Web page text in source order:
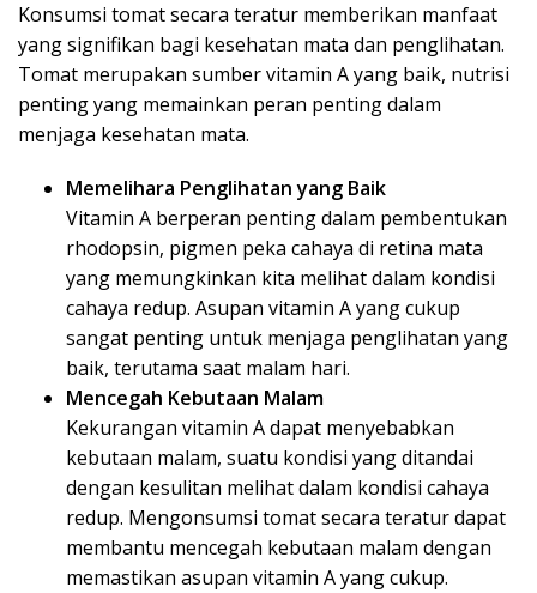
Konsumsi tomat secara teratur memberikan manfaat
yang signifikan bagi kesehatan mata dan penglihatan.
Tomat merupakan sumber vitamin A yang baik, nutrisi
penting yang memainkan peran penting dalam
menjaga kesehatan mata.
Memelihara Penglihatan yang Baik
Vitamin A berperan penting dalam pembentukan
rhodopsin, pigmen peka cahaya di retina mata
yang memungkinkan kita melihat dalam kondisi
cahaya redup. Asupan vitamin A yang cukup
sangat penting untuk menjaga penglihatan yang
baik, terutama saat malam hari.
Mencegah Kebutaan Malam
Kekurangan vitamin A dapat menyebabkan
kebutaan malam, suatu kondisi yang ditandai
dengan kesulitan melihat dalam kondisi cahaya
redup. Mengonsumsi tomat secara teratur dapat
membantu mencegah kebutaan malam dengan
memastikan asupan vitamin A yang cukup.